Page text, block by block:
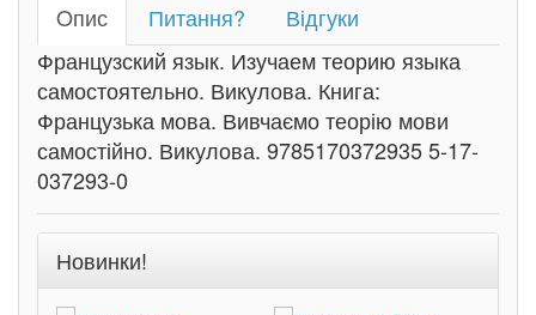
Oпис
Питання?
Відгуки
Французский язык. Изучаем теорию языка
самостоятельно. Викулова. Книга:
Французька мова. Вивчаємо теорію мови
самостійно. Викулова. 9785170372935 5-17-
037293-0
Новинки!